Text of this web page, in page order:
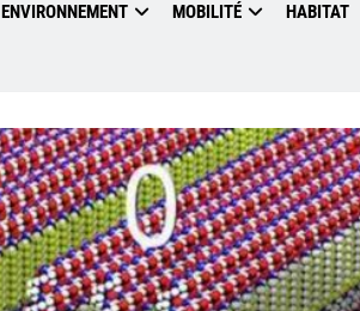
ENVIRONNEMENT MOBILITÉ HABITAT